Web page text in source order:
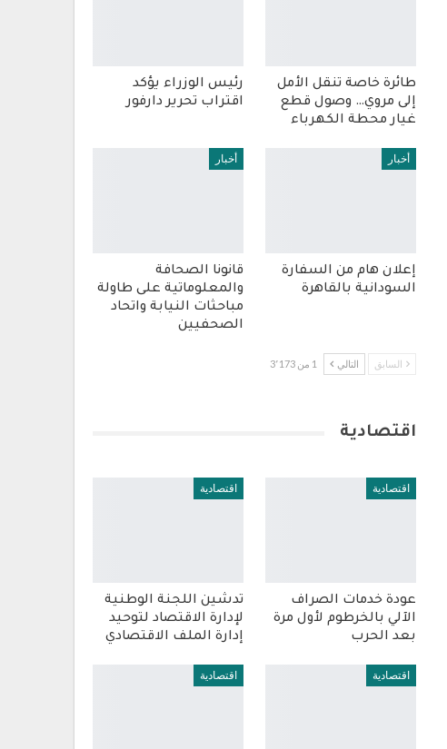
طائرة خاصة تنقل الأمل
إلى مروي… وصول قطع
غيار محطة الكهرباء
رئيس الوزراء يؤكد
اقتراب تحرير دارفور
أخبار
إعلان هام من السفارة
السودانية بالقاهرة
أخبار
قانونا الصحافة
والمعلوماتية على طاولة
مباحثات النيابة واتحاد
الصحفيين
السابق التالي 1 من 3٬173
اقتصادية
اقتصادية
عودة خدمات الصراف
الآلي بالخرطوم لأول مرة
بعد الحرب
اقتصادية
تدشين اللجنة الوطنية
لإدارة الاقتصاد لتوحيد
إدارة الملف الاقتصادي
اقتصادية اقتصادية